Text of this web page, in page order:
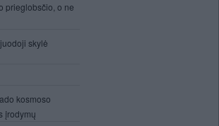
prieglobsčio, o ne
skylė
kosmoso
įrodymų